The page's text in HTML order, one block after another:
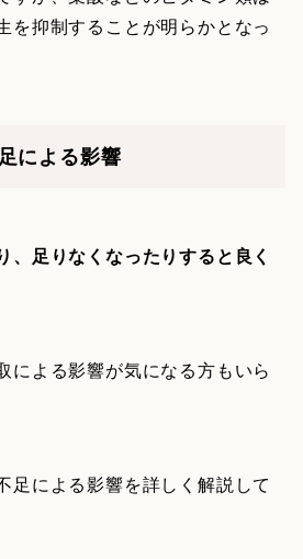
を抑制することが明らかとなっ
による影響
、足りなくなったりすると良く
による影響が気になる方もいら
足による影響を詳しく解説して